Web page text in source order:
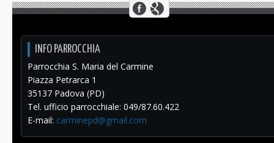
INFO PARROCCHIA
Parrocchia S. Maria del Carmine
Piazza Petrarca 1
35137 Padova (PD)
Tel. ufficio parrocchiale: 049/87.60.422
E-mail: carminepd@gmail.com